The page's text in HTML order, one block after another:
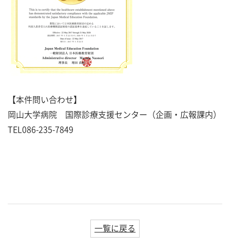
【本件問い合わせ】
岡山大学病院 国際診療支援センター（企画・広報課内）
TEL086-235-7849
一覧に戻る